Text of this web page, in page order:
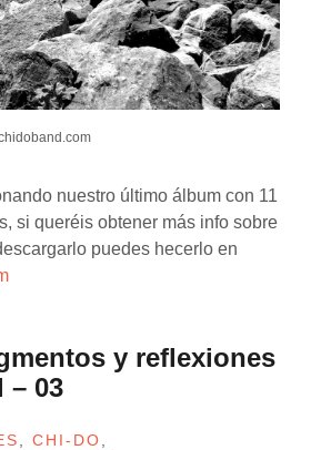
nuestro último álbum con 11
si queréis obtener más info sobre
puedes hecerlo en
y reflexiones
– 03
,CHI-DO